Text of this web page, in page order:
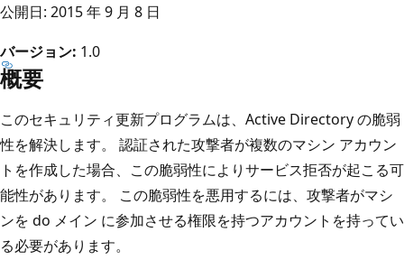
公開日: 2015 年 9 月 8 日
バージョン: 1.0
概要
このセキュリティ更新プログラムは、Active Directory の脆弱
性を解決します。 認証された攻撃者が複数のマシン アカウン
トを作成した場合、この脆弱性によりサービス拒否が起こる可
能性があります。 この脆弱性を悪用するには、攻撃者がマシ
ンを do メイン に参加させる権限を持つアカウントを持ってい
る必要があります。